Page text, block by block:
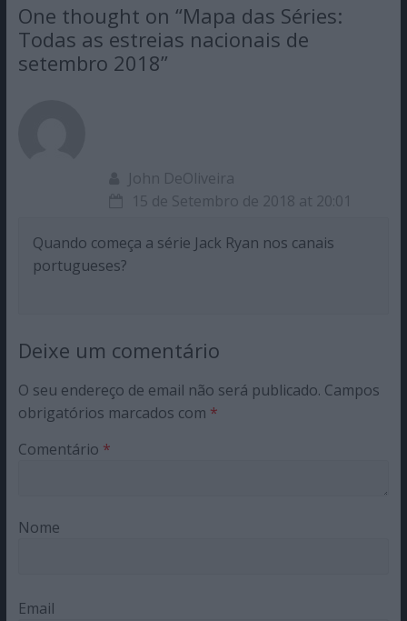
One thought on “Mapa das Séries:
Todas as estreias nacionais de
setembro 2018”
John DeOliveira
15 de Setembro de 2018 at 20:01
Quando começa a série Jack Ryan nos canais
portugueses?
Deixe um comentário
O seu endereço de email não será publicado. Campos
obrigatórios marcados com *
Comentário *
Nome
Email